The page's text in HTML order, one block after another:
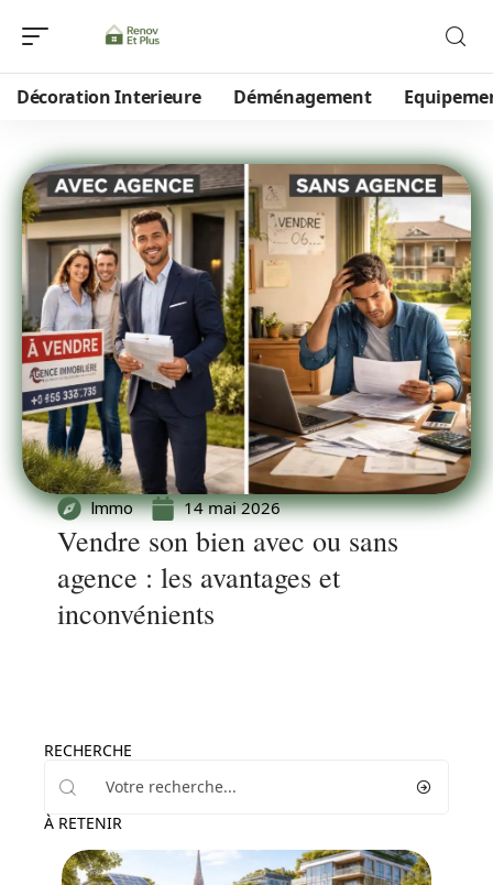
Décoration Interieure Déménagement
Immo 14 mai 2026
Vendre son bien avec ou sans
agence : les avantages et
inconvénients
RECHERCHE
À RETENIR